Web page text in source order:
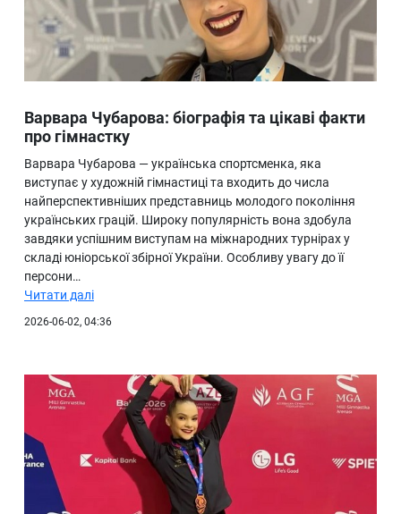
Варвара Чубарова: біографія та цікаві факти
про гімнастку
Варвара Чубарова — українська спортсменка, яка
виступає у художній гімнастиці та входить до числа
найперспективніших представниць молодого покоління
українських грацій. Широку популярність вона здобула
завдяки успішним виступам на міжнародних турнірах у
складі юніорської збірної України. Особливу увагу до її
персони…
Читати далі
2026-06-02, 04:36